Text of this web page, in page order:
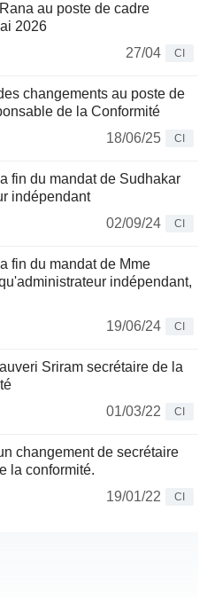
au poste de cadre
2026
27/04
CI
changements au poste de
de la Conformité
18/06/25
CI
fin du mandat de Sudhakar
indépendant
02/09/24
CI
fin du mandat de Mme
indépendant,
19/06/24
CI
Sriram secrétaire de la
01/03/22
CI
changement de secrétaire
la conformité.
19/01/22
CI